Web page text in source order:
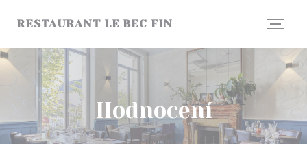
RESTAURANT LE BEC FIN
Hodnocení